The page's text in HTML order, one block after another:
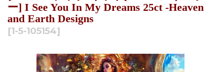
ー] I See You In My Dreams 25ct -Heaven
and Earth Designs
[1-5-105154]